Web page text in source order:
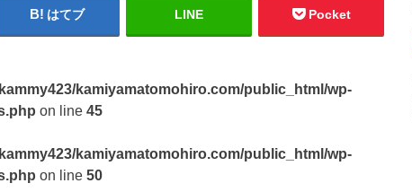
はてブ LINE Pocket
kamiyamatomohiro.com/public_html/wp-
on line 45
kamiyamatomohiro.com/public_html/wp-
on line 50